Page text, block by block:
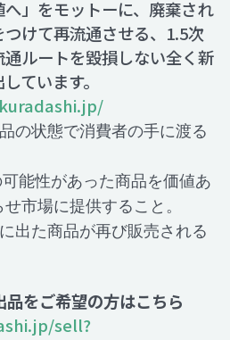
へ」をモットーに、廃棄され
けて再流通させる、1.5次
ルートを毀損しない全く新
ています。
の状態で消費者の手に渡る
能性があった商品を価値あ
市場に提供すること。
出た商品が再び販売される
をご希望の方はこちら
sell?